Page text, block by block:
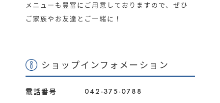
メニューも豊富にご用意しておりますので、ぜひ
ご家族やお友達とご一緒に！
ショップインフォメーション
電話番号 042-375-0788